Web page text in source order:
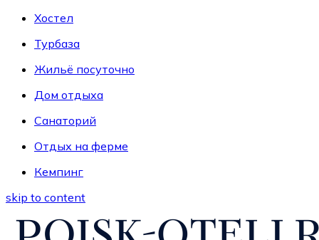
Хостел
Турбаза
Жильё посуточно
Дом отдыха
Санаторий
Отдых на ферме
Кемпинг
skip to content